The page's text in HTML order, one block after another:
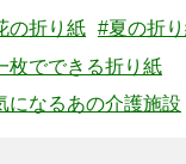
の折り紙 #夏の折
枚でできる折り紙
になるあの介護施設